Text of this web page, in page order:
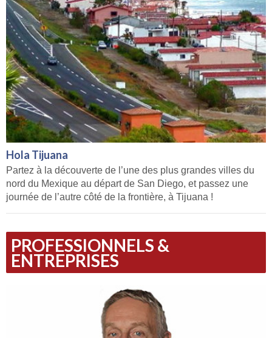
Hola Tijuana
Partez à la découverte de l’une des plus grandes villes du
nord du Mexique au départ de San Diego, et passez une
journée de l’autre côté de la frontière, à Tijuana !
PROFESSIONNELS &
ENTREPRISES